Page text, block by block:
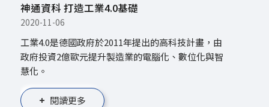
神通資科 打造工業4.0基礎
2020-11-06
工業4.0是德國政府於2011年提出的高科技計畫，由
政府投資2億歐元提升製造業的電腦化、數位化與智
慧化。
閱讀更多